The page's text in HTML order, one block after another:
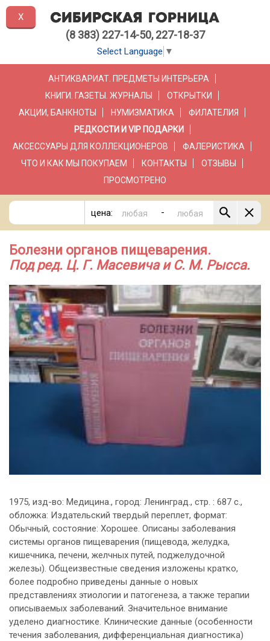
(8 383) 227-14-50, 227-18-37
Select Language ▼
АНТИКВАРИАТ. ПРЕДМЕТЫ ИНТЕРЬЕРА
КНИГИ. ГАЗЕТЫ. ЖУРНАЛЫ
ОТКРЫТКИ
АКЦИИ, БАНКНОТЫ
НУМИЗМАТИКА
ФИЛАТЕЛИЯ
РЕДКОСТИ И VIP ПОДАРКИ
АКСЕССУАРЫ ДЛЯ КОЛЛЕКЦИОНЕРОВ
ФАЛЕРИСТИКА
ЧТО И КАК МЫ ПОКУПАЕМ
КОНТАКТЫ
ОТЗЫВЫ
ПРОСМОТРЕНО
цена: -
Болезни органов пищеварения.
Под ред. Ц. Г. Масевича и С. М. Рысса.
1975, изд-во: Медицина., город: Ленинград., стр. : 687 с.,
обложка: Издательский твердый переплет, формат:
Обычный, состояние: Хорошее. Описаны заболевания
системы органов пищеварения (пищевода, желудка,
кишечника, печени, желчных путей, поджелудочной
железы). Общеизвестные сведения изложены кратко,
более подробно приведены данные о новых
представлениях этиологии и патогенеза, а также терапии
описываемых заболеваний. Значительное внимание
уделено диагностике. Клинические данные (особенности
течения заболевания, дифференциальная диагностика)
X